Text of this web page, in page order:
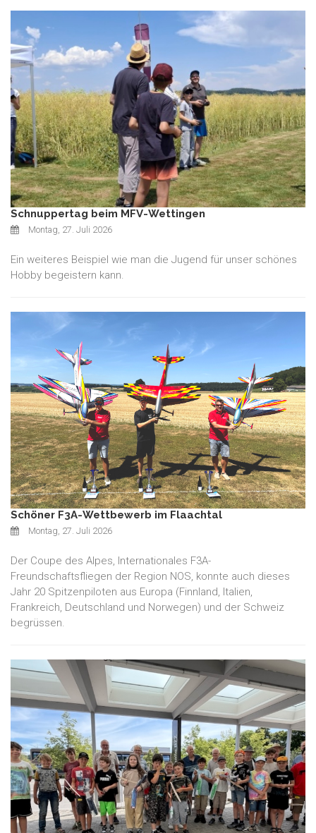
Schnuppertag beim MFV-Wettingen
Montag, 27. Juli 2026
Ein weiteres Beispiel wie man die Jugend für unser schönes
Hobby begeistern kann.
Schöner F3A-Wettbewerb im Flaachtal
Montag, 27. Juli 2026
Der Coupe des Alpes, Internationales F3A-
Freundschaftsfliegen der Region NOS, konnte auch dieses
Jahr 20 Spitzenpiloten aus Europa (Finnland, Italien,
Frankreich, Deutschland und Norwegen) und der Schweiz
begrüssen.